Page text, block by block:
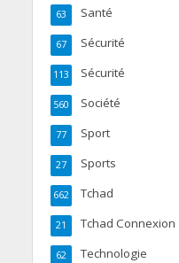
Santé
63
Sécurité
67
Sécurité
113
Société
560
Sport
77
Sports
27
Tchad
662
Tchad Connexion
21
Technologie
62